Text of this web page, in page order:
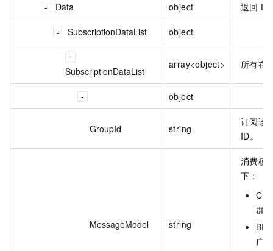
Data object 返回
SubscriptionDataList object
SubscriptionDataList
array<object> 所有在
object
GroupId string
订阅该
ID。
MessageModel string
消费模
下：
群
广